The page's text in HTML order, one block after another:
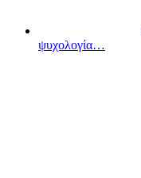
ψυχολογία…